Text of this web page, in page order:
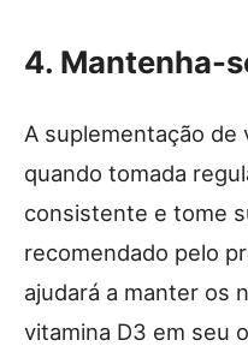
4. Mantenha-
A suplementação de
quando tomada
consistente e tome
recomendado pelo
ajudará a manter os
vitamina D3 em seu